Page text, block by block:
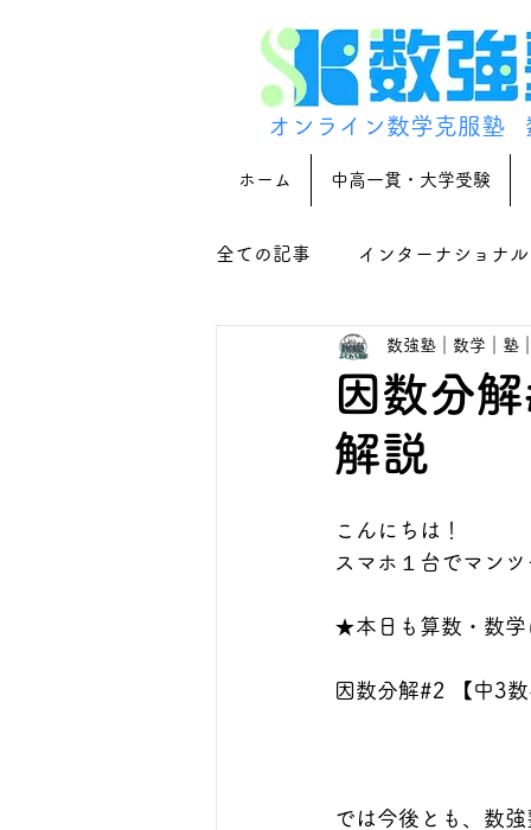
オンライン数学克服塾
ホーム 中高一貫・大学受験
全ての記事 インターナショナ
因数分
解説
数強塾｜数学｜塾
こんにちは！
スマホ１台でマン
★本日も算数・数学
因数分解#2 【中3
では今後とも、数